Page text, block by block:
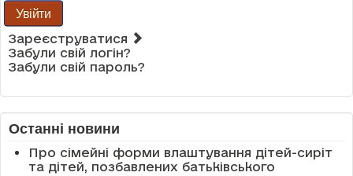
Увійти
Зареєструватися
Забули свій логін?
Забули свій пароль?
Останні новини
Про сімейні форми влаштування дітей-сиріт
та дітей, позбавлених батьківського